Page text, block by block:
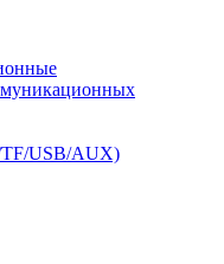
TF/USB/AUX)